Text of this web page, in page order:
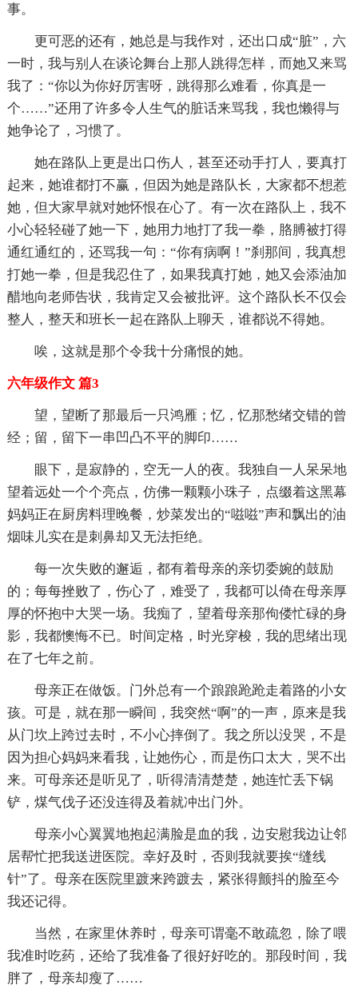
事。
更可恶的还有，她总是与我作对，还出口成“脏”，六
一时，我与别人在谈论舞台上那人跳得怎样，而她又来骂
我了：“你以为你好厉害呀，跳得那么难看，你真是一
个……”还用了许多令人生气的脏话来骂我，我也懒得与
她争论了，习惯了。
她在路队上更是出口伤人，甚至还动手打人，要真打
起来，她谁都打不赢，但因为她是路队长，大家都不想惹
她，但大家早就对她怀恨在心了。有一次在路队上，我不
小心轻轻碰了她一下，她用力地打了我一拳，胳膊被打得
通红通红的，还骂我一句：“你有病啊！”刹那间，我真想
打她一拳，但是我忍住了，如果我真打她，她又会添油加
醋地向老师告状，我肯定又会被批评。这个路队长不仅会
整人，整天和班长一起在路队上聊天，谁都说不得她。
唉，这就是那个令我十分痛恨的她。
六年级作文 篇3
望，望断了那最后一只鸿雁；忆，忆那愁绪交错的曾
经；留，留下一串凹凸不平的脚印……
眼下，是寂静的，空无一人的夜。我独自一人呆呆地
望着远处一个个亮点，仿佛一颗颗小珠子，点缀着这黑幕
妈妈正在厨房料理晚餐，炒菜发出的“嗞嗞”声和飘出的油
烟味儿实在是刺鼻却又无法拒绝。
每一次失败的邂逅，都有着母亲的亲切委婉的鼓励
的；每每挫败了，伤心了，难受了，我都可以倚在母亲厚
厚的怀抱中大哭一场。我痴了，望着母亲那佝偻忙碌的身
影，我都懊悔不已。时间定格，时光穿梭，我的思绪出现
在了七年之前。
母亲正在做饭。门外总有一个踉踉跄跄走着路的小女
孩。可是，就在那一瞬间，我突然“啊”的一声，原来是我
从门坎上跨过去时，不小心摔倒了。我之所以没哭，不是
因为担心妈妈来看我，让她伤心，而是伤口太大，哭不出
来。可母亲还是听见了，听得清清楚楚，她连忙丢下锅
铲，煤气伐子还没连得及着就冲出门外。
母亲小心翼翼地抱起满脸是血的我，边安慰我边让邻
居帮忙把我送进医院。幸好及时，否则我就要挨“缝线
针”了。母亲在医院里踱来跨踱去，紧张得颤抖的脸至今
我还记得。
当然，在家里休养时，母亲可谓毫不敢疏忽，除了喂
我准时吃药，还给了我准备了很好好吃的。那段时间，我
胖了，母亲却瘦了……